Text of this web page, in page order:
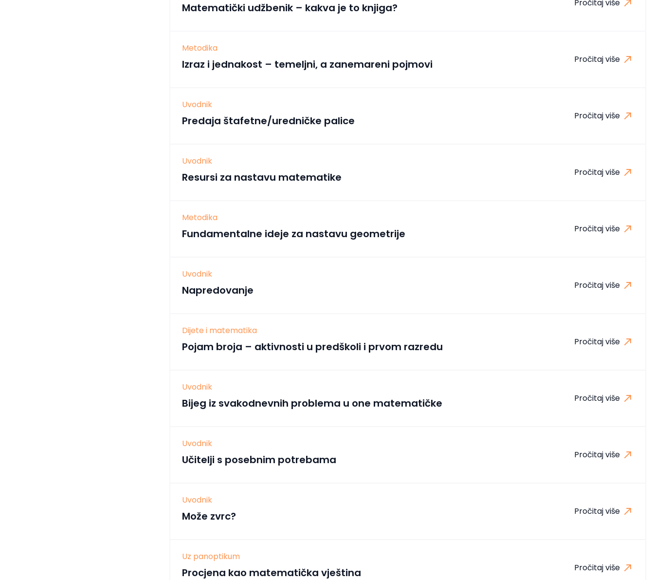
Matematički udžbenik – kakva je to knjiga? Pročitaj više
Metodika
Izraz i jednakost – temeljni, a zanemareni pojmovi Pročitaj više
Uvodnik
Predaja štafetne/uredničke palice Pročitaj više
Uvodnik
Resursi za nastavu matematike Pročitaj više
Metodika
Fundamentalne ideje za nastavu geometrije Pročitaj više
Uvodnik
Napredovanje Pročitaj više
Dijete i matematika
Pojam broja – aktivnosti u predškoli i prvom razredu Pročitaj više
Uvodnik
Bijeg iz svakodnevnih problema u one matematičke Pročitaj više
Uvodnik
Učitelji s posebnim potrebama Pročitaj više
Uvodnik
Može zvrc? Pročitaj više
Uz panoptikum
Procjena kao matematička vještina Pročitaj više